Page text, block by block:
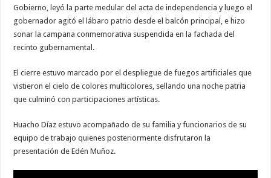
Gobierno, leyó la parte medular del acta de independencia y luego el
gobernador agitó el lábaro patrio desde el balcón principal, e hizo
sonar la campana conmemorativa suspendida en la fachada del
recinto gubernamental.
El cierre estuvo marcado por el despliegue de fuegos artificiales que
vistieron el cielo de colores multicolores, sellando una noche patria
que culminó con participaciones artísticas.
Huacho Díaz estuvo acompañado de su familia y funcionarios de su
equipo de trabajo quienes posteriormente disfrutaron la
presentación de Edén Muñoz.